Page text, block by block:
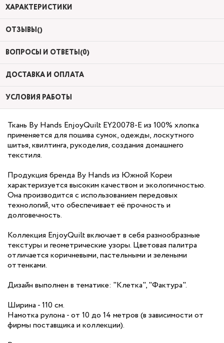
ХАРАКТЕРИСТИКИ
ОТЗЫВЫ()
ВОПРОСЫ И ОТВЕТЫ(0)
ДОСТАВКА И ОПЛАТА
УСЛОВИЯ РАБОТЫ
Ткань By Hands EnjoyQuilt EY20078-E из 100% хлопка
применяется для пошива сумок, одежды, лоскутного
шитья, квилтинга, рукоделия, создания домашнего
текстиля.
Продукция бренда By Hands из Южной Кореи
характеризуется высоким качеством и экологичностью.
Она производится с использованием передовых
технологий, что обеспечивает её прочность и
долговечность.
Коллекция EnjoyQuilt включает в себя разнообразные
текстуры и геометрические узоры. Цветовая палитра
отличается коричневыми, пастельными и зелеными
оттенками.
Дизайн выполнен в тематике: "Клетка", "Фактура".
Ширина - 110 см.
Намотка рулона - от 10 до 14 метров (в зависимости от
фирмы поставщика и коллекции).